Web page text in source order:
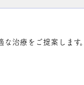
治療をご提案します。